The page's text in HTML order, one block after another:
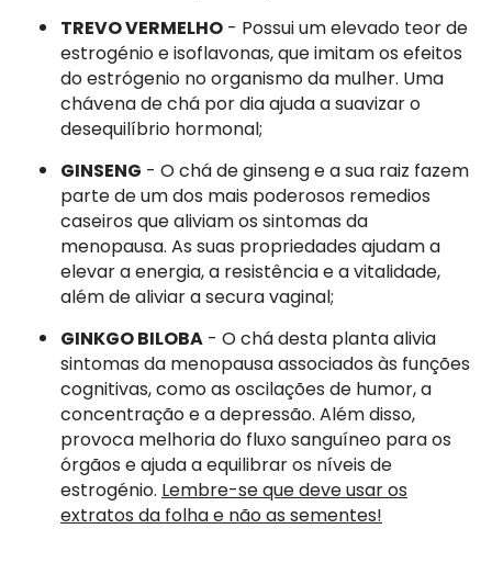
TREVO VERMELHO - Possui um elevado teor de
estrogénio e isoflavonas, que imitam os efeitos
do estrógenio no organismo da mulher. Uma
chávena de chá por dia ajuda a suavizar o
desequilíbrio hormonal;
GINSENG - O chá de ginseng e a sua raiz fazem
parte de um dos mais poderosos remedios
caseiros que aliviam os sintomas da
menopausa. As suas propriedades ajudam a
elevar a energia, a resistência e a vitalidade,
além de aliviar a secura vaginal;
GINKGO BILOBA - O chá desta planta alivia
sintomas da menopausa associados às funções
cognitivas, como as oscilações de humor, a
concentração e a depressão. Além disso,
provoca melhoria do fluxo sanguíneo para os
órgãos e ajuda a equilibrar os níveis de
estrogénio. Lembre-se que deve usar os
extratos da folha e não as sementes!